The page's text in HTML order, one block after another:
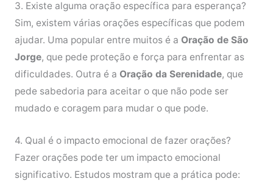
3. Existe alguma oração específica para esperança?
Sim, existem várias orações específicas que podem
ajudar. Uma popular entre muitos é a Oração de São
Jorge, que pede proteção e força para enfrentar as
dificuldades. Outra é a Oração da Serenidade, que
pede sabedoria para aceitar o que não pode ser
mudado e coragem para mudar o que pode.
4. Qual é o impacto emocional de fazer orações?
Fazer orações pode ter um impacto emocional
significativo. Estudos mostram que a prática pode: